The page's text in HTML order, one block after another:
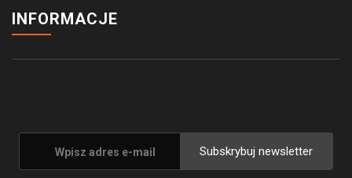
INFORMACJE
Subskrybuj newsletter